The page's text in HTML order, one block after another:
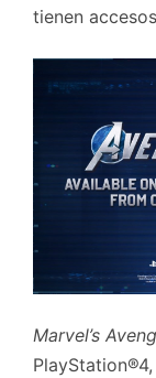
tienen
Marvel’s